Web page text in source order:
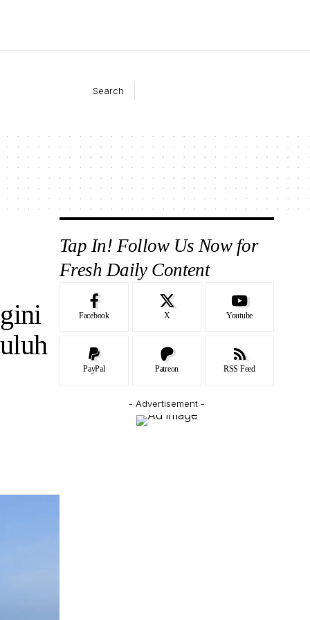
Search
Tap In! Follow Us Now for
Fresh Daily Content
Facebook X Youtube
PayPal Patreon RSS Feed
- Advertisement -